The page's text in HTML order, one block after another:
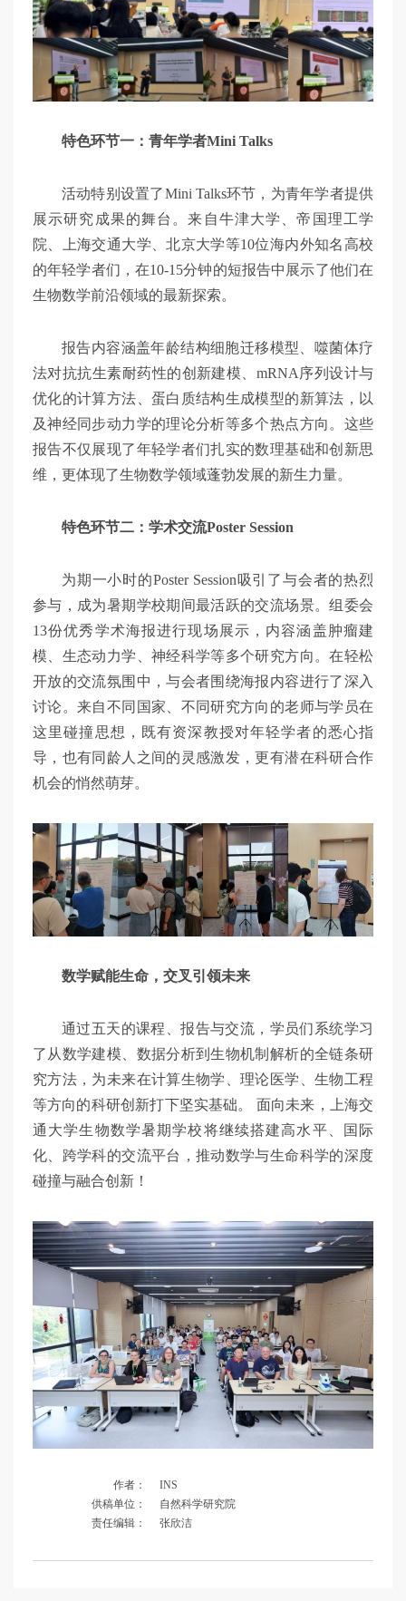
特色环节一：青年学者Mini Talks
活动特别设置了Mini Talks环节，为青年学者提供
展示研究成果的舞台。来自牛津大学、帝国理工学
院、上海交通大学、北京大学等10位海内外知名高校
的年轻学者们，在10-15分钟的短报告中展示了他们在
生物数学前沿领域的最新探索。
报告内容涵盖年龄结构细胞迁移模型、噬菌体疗
法对抗抗生素耐药性的创新建模、mRNA序列设计与
优化的计算方法、蛋白质结构生成模型的新算法，以
及神经同步动力学的理论分析等多个热点方向。这些
报告不仅展现了年轻学者们扎实的数理基础和创新思
维，更体现了生物数学领域蓬勃发展的新生力量。
特色环节二：学术交流Poster Session
为期一小时的Poster Session吸引了与会者的热烈
参与，成为暑期学校期间最活跃的交流场景。组委会
13份优秀学术海报进行现场展示，内容涵盖肿瘤建
模、生态动力学、神经科学等多个研究方向。在轻松
开放的交流氛围中，与会者围绕海报内容进行了深入
讨论。来自不同国家、不同研究方向的老师与学员在
这里碰撞思想，既有资深教授对年轻学者的悉心指
导，也有同龄人之间的灵感激发，更有潜在科研合作
机会的悄然萌芽。
数学赋能生命，交叉引领未来
通过五天的课程、报告与交流，学员们系统学习
了从数学建模、数据分析到生物机制解析的全链条研
究方法，为未来在计算生物学、理论医学、生物工程
等方向的科研创新打下坚实基础。 面向未来，上海交
通大学生物数学暑期学校将继续搭建高水平、国际
化、跨学科的交流平台，推动数学与生命科学的深度
碰撞与融合创新！
作者：
INS
供稿单位：
自然科学研究院
责任编辑：
张欣洁